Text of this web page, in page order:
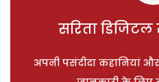
सरिता
अपनी पसंदीदा कहानियां